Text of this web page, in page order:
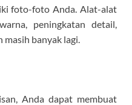
foto-foto Anda. Alat-alat
peningkatan detail,
masih banyak lagi.
Anda dapat membuat